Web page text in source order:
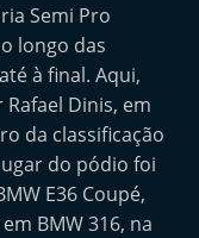
Semi Pro
longo das
à final. Aqui,
Rafael Dinis, em
da classificação
do pódio foi
E36 Coupé,
BMW 316, na